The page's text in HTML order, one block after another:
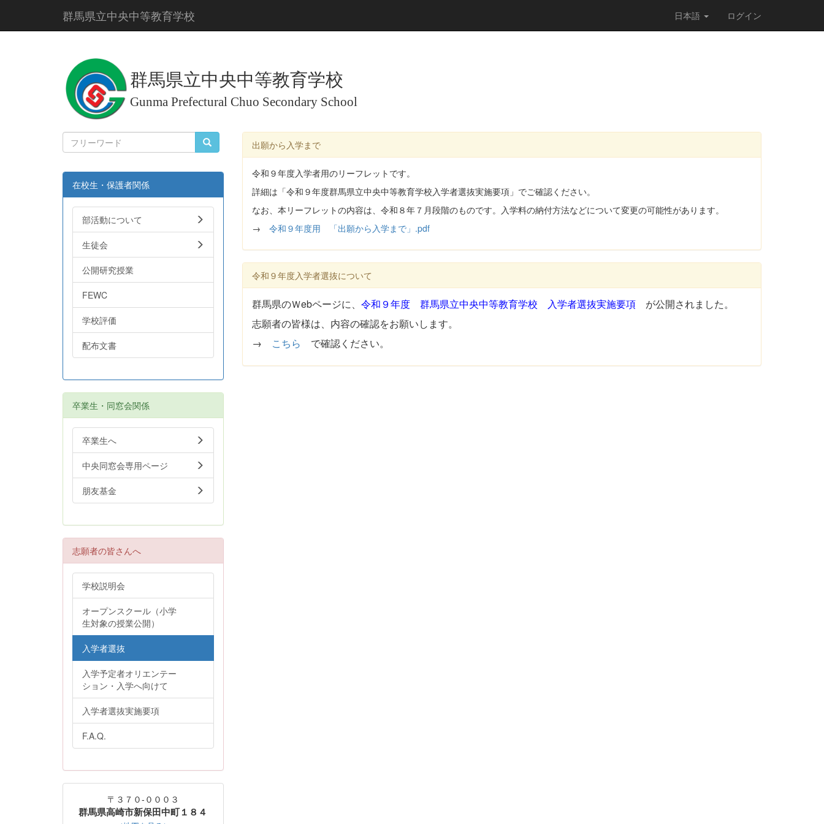
群馬県立中央中等教育学校 日本語 ログイン
群馬県立中央中等教育学校
Gunma Prefectural Chuo Secondary School
出願から入学まで
令和９年度入学者用のリーフレットです。
詳細は「令和９年度群馬県立中央中等教育学校入学者選抜実施要項」でご確認ください。
なお、本リーフレットの内容は、令和８年７月段階のものです。入学料の納付方法などについて変更の可能性があります。
→ 令和９年度用 「出願から入学まで」.pdf
令和９年度入学者選抜について
群馬県のＷebページに、 令和９年度 群馬県立中央中等教育学校 入学者選抜実施要項が公開されました。
志願者の皆様は、内容の確認をお願いします。
→
こちら で確認ください。
在校生・保護者関係
部活動について
生徒会
公開研究授業
FEWC
学校評価
配布文書
卒業生・同窓会関係
卒業生へ
中央同窓会専用ページ
朋友基金
志願者の皆さんへ
学校説明会
オープンスクール（小学
生対象の授業公開）
入学者選抜
入学予定者オリエンテー
ション・入学へ向けて
入学者選抜実施要項
F.A.Q.
〒３７０-０００３
群馬県高崎市新保田中町１８４